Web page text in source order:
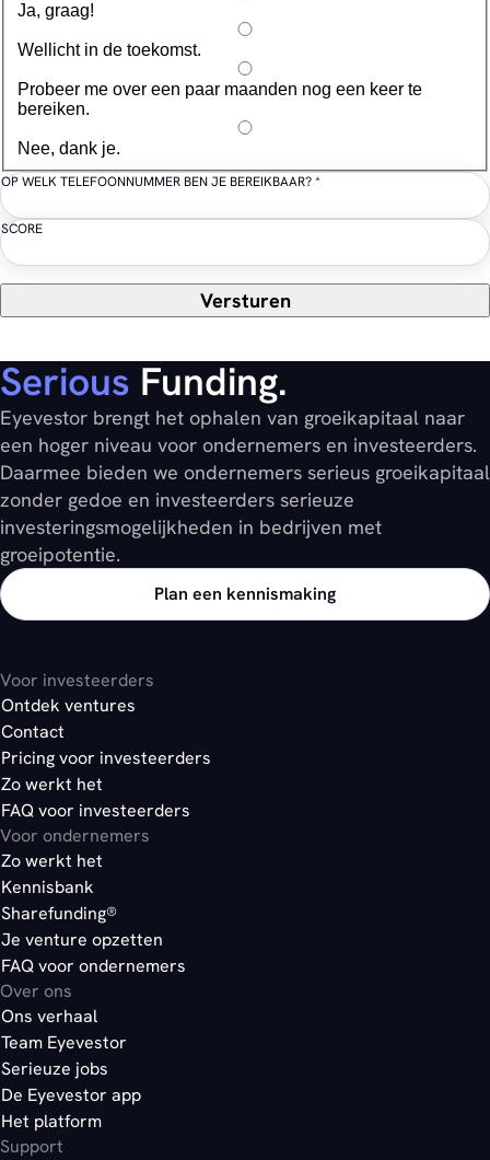
Ja, graag!
Wellicht in de toekomst.
Probeer me over een paar maanden nog een keer te
bereiken.
Nee, dank je.
OP WELK TELEFOONNUMMER BEN JE BEREIKBAAR?*
SCORE
Versturen
Serious Funding.
Eyevestor brengt het ophalen van groeikapitaal naar
een hoger niveau voor ondernemers en investeerders.
Daarmee bieden we ondernemers serieus groeikapitaal
zonder gedoe en investeerders serieuze
investeringsmogelijkheden in bedrijven met
groeipotentie.
Plan een kennismaking
Voor investeerders
Ontdek ventures
Contact
Pricing voor investeerders
Zo werkt het
FAQ voor investeerders
Voor ondernemers
Zo werkt het
Kennisbank
Sharefunding®
Je venture opzetten
FAQ voor ondernemers
Over ons
Ons verhaal
Team Eyevestor
Serieuze jobs
De Eyevestor app
Het platform
Support